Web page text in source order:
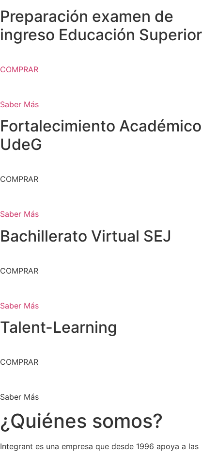
Preparación examen de
ingreso Educación Superior
COMPRAR
Saber Más
Fortalecimiento Académico
UdeG
COMPRAR
Saber Más
Bachillerato Virtual SEJ
COMPRAR
Saber Más
Talent-Learning
COMPRAR
Saber Más
¿Quiénes somos?
Integrant es una empresa que desde 1996 apoya a las